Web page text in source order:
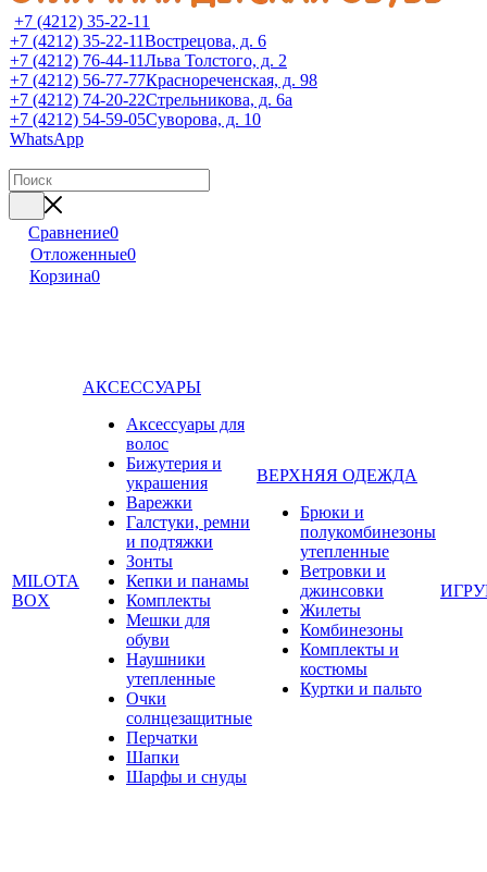
+7 (4212) 35-22-11
+7 (4212) 35-22-11Вострецова, д. 6
+7 (4212) 76-44-11Льва Толстого, д. 2
+7 (4212) 56-77-77Краснореченская, д. 98
+7 (4212) 74-20-22Стрельникова, д. 6а
+7 (4212) 54-59-05Суворова, д. 10
WhatsApp
Сравнение0
Отложенные0
Корзина0
MILOTA
BOX
АКСЕССУАРЫ
Аксессуары для
волос
Бижутерия и
украшения
Варежки
Галстуки, ремни
и подтяжки
Зонты
Кепки и панамы
Комплекты
Мешки для
обуви
Наушники
утепленные
Очки
солнцезащитные
Перчатки
Шапки
Шарфы и снуды
ВЕРХНЯЯ ОДЕЖДА
Брюки и
полукомбинезоны
утепленные
Ветровки и
джинсовки
Жилеты
Комбинезоны
Комплекты и
костюмы
Куртки и пальто